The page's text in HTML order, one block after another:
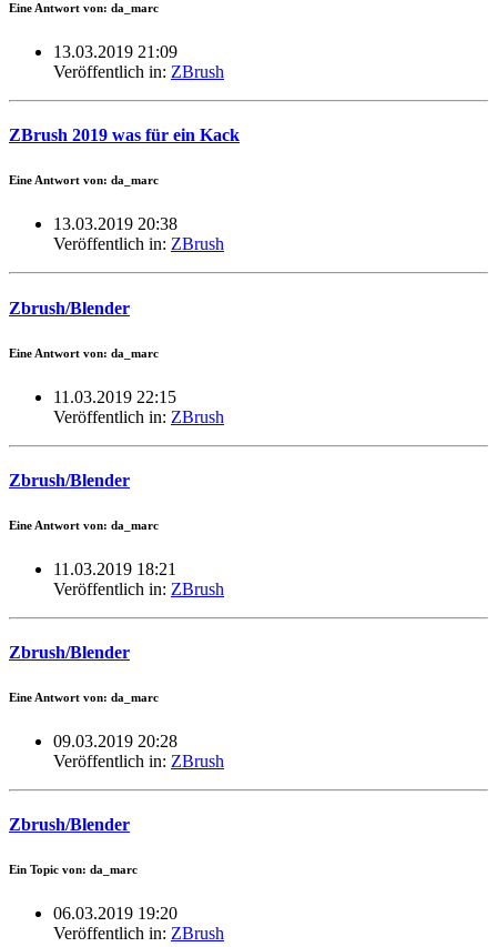
Eine Antwort von: da_marc
13.03.2019 21:09
Veröffentlich in: ZBrush
ZBrush 2019 was für ein Kack
Eine Antwort von: da_marc
13.03.2019 20:38
Veröffentlich in: ZBrush
Zbrush/Blender
Eine Antwort von: da_marc
11.03.2019 22:15
Veröffentlich in: ZBrush
Zbrush/Blender
Eine Antwort von: da_marc
11.03.2019 18:21
Veröffentlich in: ZBrush
Zbrush/Blender
Eine Antwort von: da_marc
09.03.2019 20:28
Veröffentlich in: ZBrush
Zbrush/Blender
Ein Topic von: da_marc
06.03.2019 19:20
Veröffentlich in: ZBrush